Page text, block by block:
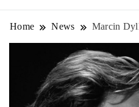
Home News Marcin